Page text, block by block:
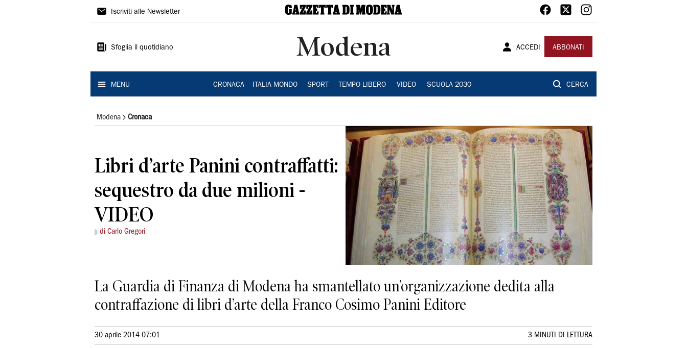
Gazzetta
Modena
Iscriviti alle Newsletter
Sfoglia il quotidiano Modena ACCEDI ABBONATI
MENU CRONACA ITALIA MONDO SPORT TEMPO LIBERO VIDEO SCUOLA 2030 CERCA
Modena Cronaca
Libri d’arte Panini contraffatti:
sequestro da due milioni -
VIDEO
di Carlo Gregori
La Guardia di Finanza di Modena ha smantellato un’organizzazione dedita alla
contraffazione di libri d’arte della Franco Cosimo Panini Editore
30 aprile 2014 07:01 3 MINUTI DI LETTURA